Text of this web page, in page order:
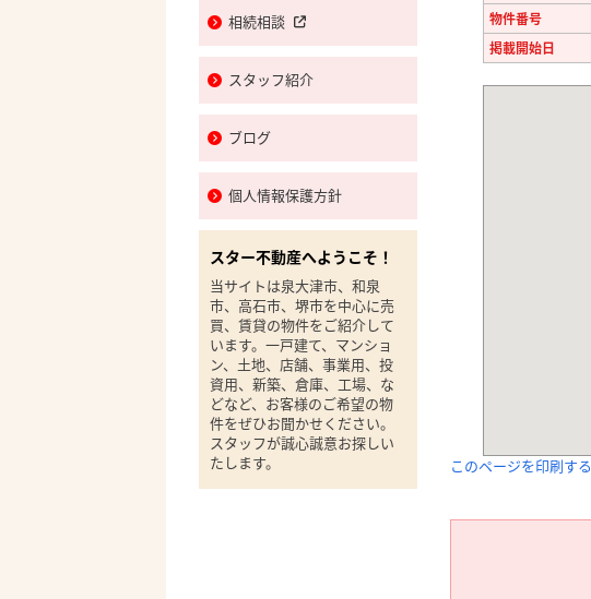
物件番号
掲載開始日
このページを印刷する
相続相談
スタッフ紹介
ブログ
個人情報保護方針
スター不動産へようこそ！
当サイトは泉大津市、和泉
市、高石市、堺市を中心に売
買、賃貸の物件をご紹介して
います。一戸建て、マンショ
ン、土地、店舗、事業用、投
資用、新築、倉庫、工場、な
どなど、お客様のご希望の物
件をぜひお聞かせください。
スタッフが誠心誠意お探しい
たします。